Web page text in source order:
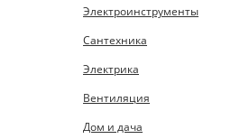
Электроинструменты
Сантехника
Электрика
Вентиляция
Дом и дача